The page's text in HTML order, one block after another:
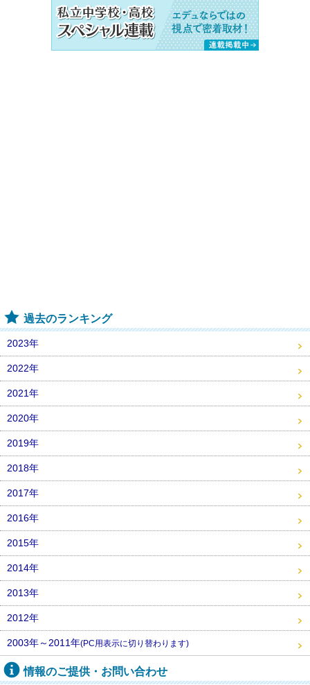
過去のランキング
2023年
2022年
2021年
2020年
2019年
2018年
2017年
2016年
2015年
2014年
2013年
2012年
2003年～2011年(PC用表示に切り替わります)
情報のご提供・お問い合わせ